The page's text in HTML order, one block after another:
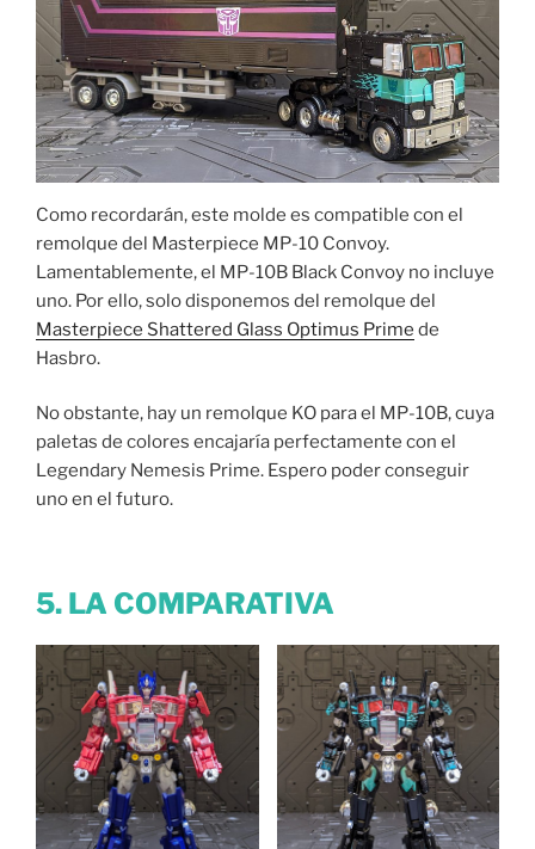
Como recordarán, este molde es compatible con el
remolque del Masterpiece MP-10 Convoy.
Lamentablemente, el MP-10B Black Convoy no incluye
uno. Por ello, solo disponemos del remolque del
Masterpiece Shattered Glass Optimus Prime de
Hasbro.
No obstante, hay un remolque KO para el MP-10B, cuya
paletas de colores encajaría perfectamente con el
Legendary Nemesis Prime. Espero poder conseguir
uno en el futuro.
5. LA COMPARATIVA